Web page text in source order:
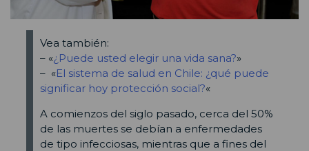
Vea también:
– «¿Puede usted elegir una vida sana?»
– «El sistema de salud en Chile: ¿qué puede
significar hoy protección social?«
A comienzos del siglo pasado, cerca del 50%
de las muertes se debían a enfermedades
de tipo infecciosas, mientras que a fines del